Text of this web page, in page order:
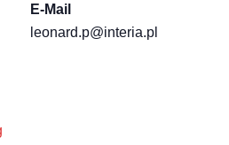
E-Mail
leonard.p@interia.pl